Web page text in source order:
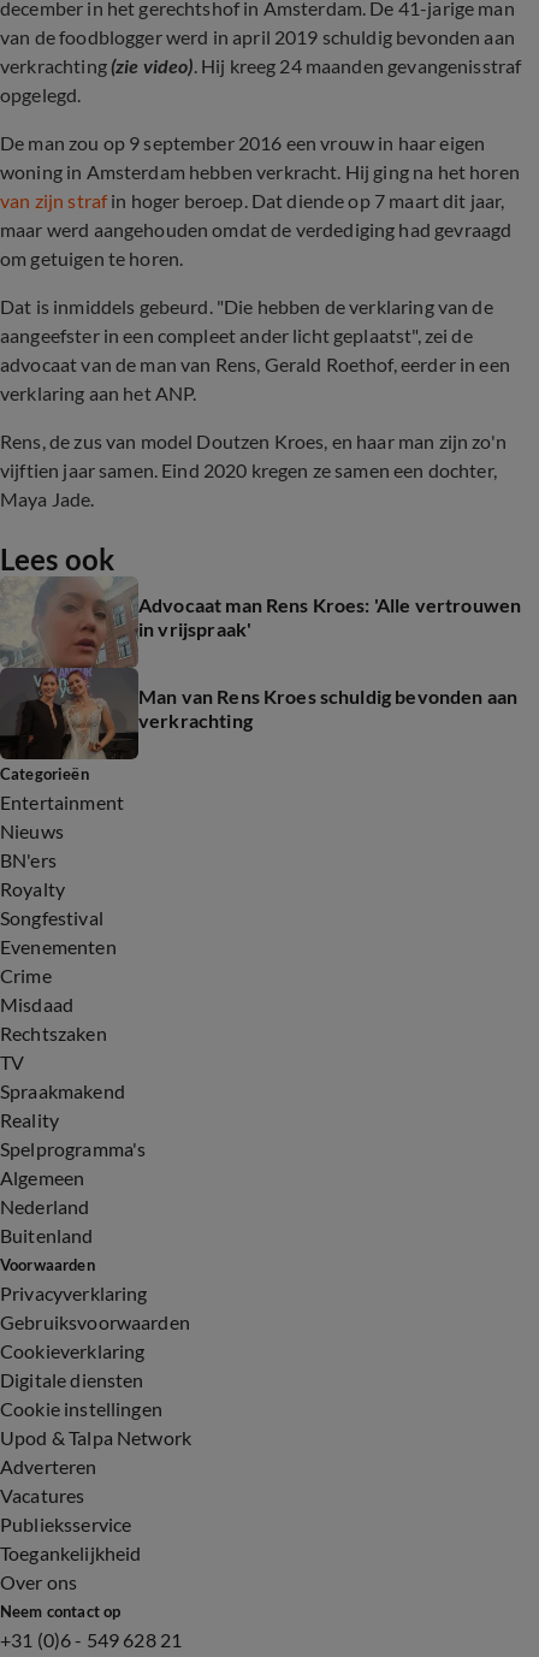
december in het gerechtshof in Amsterdam. De 41-jarige man
van de foodblogger werd in april 2019 schuldig bevonden aan
verkrachting(zie video). Hij kreeg 24 maanden gevangenisstraf
opgelegd.
De man zou op 9 september 2016 een vrouw in haar eigen
woning in Amsterdam hebben verkracht. Hij ging na het horen
van zijn strafin hoger beroep. Dat diende op 7 maart dit jaar,
maar werd aangehouden omdat de verdediging had gevraagd
om getuigen te horen.
Dat is inmiddels gebeurd. "Die hebben de verklaring van de
aangeefster in een compleet ander licht geplaatst", zei de
advocaat van de man van Rens, Gerald Roethof, eerder in een
verklaring aan het ANP.
Rens, de zus van model Doutzen Kroes, en haar man zijn zo'n
vijftien jaar samen. Eind 2020 kregen ze samen een dochter,
Maya Jade.
Lees ook
Advocaat man Rens Kroes: 'Alle vertrouwen
in vrijspraak'
Man van Rens Kroes schuldig bevonden aan
verkrachting
Categorieën
Entertainment
Nieuws
BN'ers
Royalty
Songfestival
Evenementen
Crime
Misdaad
Rechtszaken
TV
Spraakmakend
Reality
Spelprogramma's
Algemeen
Nederland
Buitenland
Voorwaarden
Privacyverklaring
Gebruiksvoorwaarden
Cookieverklaring
Digitale diensten
Cookie instellingen
Upod & Talpa Network
Adverteren
Vacatures
Publieksservice
Toegankelijkheid
Over ons
Neem contact op
+31 (0)6 - 549 628 21